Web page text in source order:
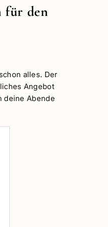
für den
alles. Der
Angebot
deine Abende